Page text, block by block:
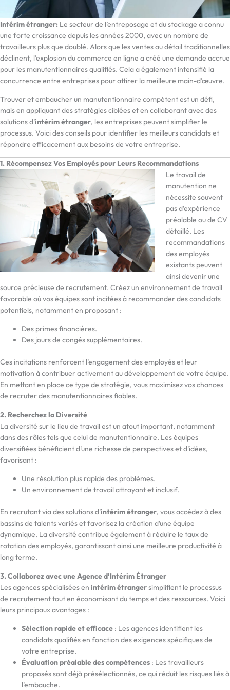
Intérim étranger: Le secteur de l’entreposage et du stockage a connu
une forte croissance depuis les années 2000, avec un nombre de
travailleurs plus que doublé. Alors que les ventes au détail traditionnelles
déclinent, l’explosion du commerce en ligne a créé une demande accrue
pour les manutentionnaires qualifiés. Cela a également intensifié la
concurrence entre entreprises pour attirer la meilleure main-d’œuvre.
Trouver et embaucher un manutentionnaire compétent est un défi,
mais en appliquant des stratégies ciblées et en collaborant avec des
solutions d’intérim étranger, les entreprises peuvent simplifier le
processus. Voici des conseils pour identifier les meilleurs candidats et
répondre efficacement aux besoins de votre entreprise.
1. Récompensez Vos Employés pour Leurs Recommandations
Le travail de
manutention ne
nécessite souvent
pas d’expérience
préalable ou de CV
détaillé. Les
recommandations
des employés
existants peuvent
ainsi devenir une
source précieuse de recrutement. Créez un environnement de travail
favorable où vos équipes sont incitées à recommander des candidats
potentiels, notamment en proposant :
Des primes financières.
Des jours de congés supplémentaires.
Ces incitations renforcent l’engagement des employés et leur
motivation à contribuer activement au développement de votre équipe.
En mettant en place ce type de stratégie, vous maximisez vos chances
de recruter des manutentionnaires fiables.
2. Recherchez la Diversité
La diversité sur le lieu de travail est un atout important, notamment
dans des rôles tels que celui de manutentionnaire. Les équipes
diversifiées bénéficient d’une richesse de perspectives et d’idées,
favorisant :
Une résolution plus rapide des problèmes.
Un environnement de travail attrayant et inclusif.
En recrutant via des solutions d’intérim étranger, vous accédez à des
bassins de talents variés et favorisez la création d’une équipe
dynamique. La diversité contribue également à réduire le taux de
rotation des employés, garantissant ainsi une meilleure productivité à
long terme.
3. Collaborez avec une Agence d’Intérim Étranger
Les agences spécialisées en intérim étrangersimplifient le processus
de recrutement tout en économisant du temps et des ressources. Voici
leurs principaux avantages :
Sélection rapide et efficace : Les agences identifient les
candidats qualifiés en fonction des exigences spécifiques de
votre entreprise.
Évaluation préalable des compétences : Les travailleurs
proposés sont déjà présélectionnés, ce qui réduit les risques liés à
l’embauche.